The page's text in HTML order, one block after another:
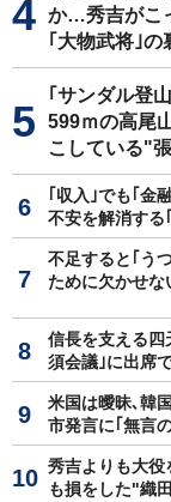
か…秀吉がこ
｢大物武将｣の
｢サンダル登
599ｍの高尾
こしている"
｢収入｣でも｢
不安を解消する
不足すると｢う
ために欠かせな
信長を支える
須会議｣に出席
米国は曖昧､韓
市発言に｢無言
秀吉よりも大
も損をした"織